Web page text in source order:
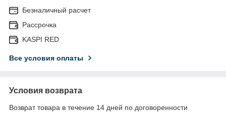
Безналичный расчет
Рассрочка
KASPI RED
Все условия оплаты
Условия возврата
Возврат товара в течение 14 дней по договоренности